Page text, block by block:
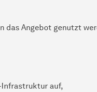
das Angebot genutzt
Infrastruktur auf,